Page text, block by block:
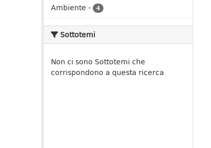
Ambiente - 4
Sottotemi
Non ci sono Sottotemi che
corrispondono a questa ricerca